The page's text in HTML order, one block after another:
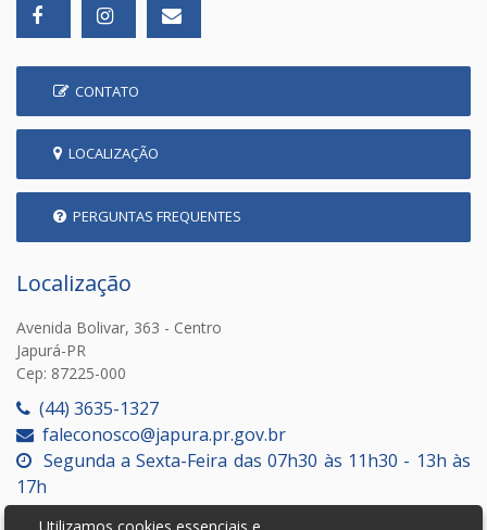
CONTATO
LOCALIZAÇÃO
PERGUNTAS FREQUENTES
Localização
Avenida Bolivar, 363 - Centro
Japurá-PR
Cep: 87225-000
(44) 3635-1327
faleconosco@japura.pr.gov.br
Segunda a Sexta-Feira das 07h30 às 11h30 - 13h às
17h